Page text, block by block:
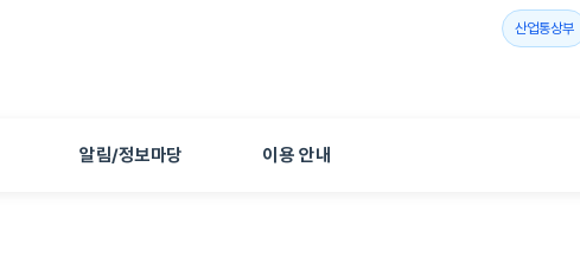
산업통상부
알림/정보마당 이용 안내